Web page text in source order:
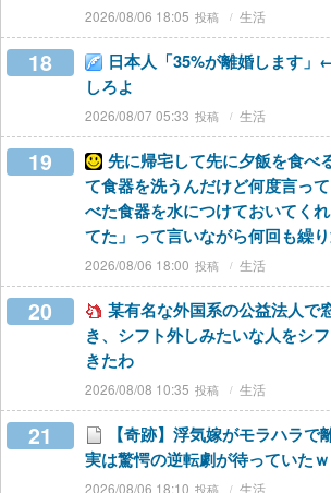
2026/08/06 18:05 生活
18
日本人「35%が離婚します
しろよ
2026/08/07 05:33 生活
19
先に帰宅して先に夕飯を食べ
て食器を洗うんだけど何度言っ
べた食器を水につけておいてく
てた」って言いながら何回も繰
2026/08/06 18:00 生活
20
某有名な外国系の公益法人で
き、シフト外しみたいな人をシ
きたわ
2026/08/08 10:35 生活
21
【奇跡】浮気嫁がモラハラで
実は驚愕の逆転劇が待っていた
2026/08/06 18:10 生活